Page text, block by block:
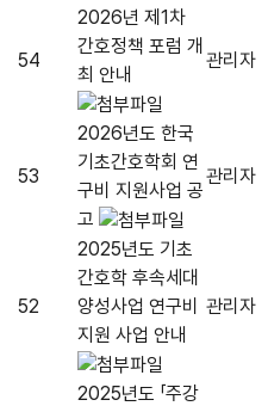
54
2026년 제1차
간호정책 포럼 개
최 안내
관리자
53
2026년도 한국
기초간호학회 연
구비 지원사업 공
고
관리자
52
2025년도 기초
간호학 후속세대
양성사업 연구비
지원 사업 안내
관리자
2025년도 「주강